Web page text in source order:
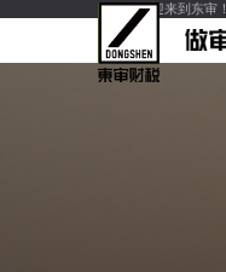
您好，欢迎来到东审